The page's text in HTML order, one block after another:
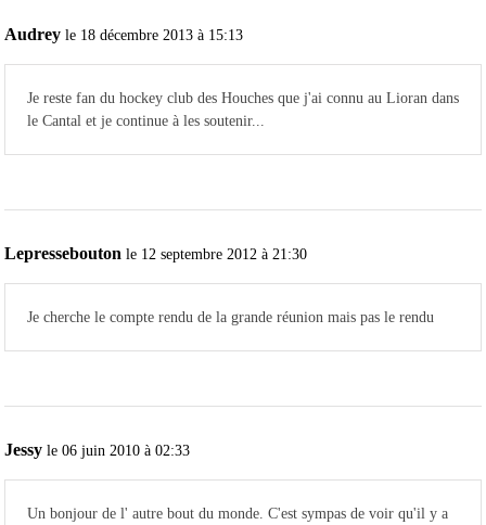
Audrey le 18 décembre 2013 à 15:13
Je reste fan du hockey club des Houches que j'ai connu au Lioran dans
le Cantal et je continue à les soutenir...
Lepressebouton le 12 septembre 2012 à 21:30
Je cherche le compte rendu de la grande réunion mais pas le rendu
Jessy le 06 juin 2010 à 02:33
Un bonjour de l' autre bout du monde. C'est sympas de voir qu'il y a